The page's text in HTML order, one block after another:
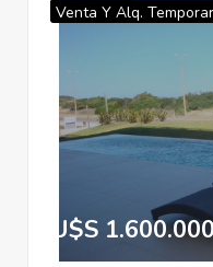
Venta Y Alq.
U$S